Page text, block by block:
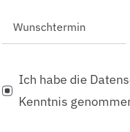
Ich habe die
Kenntnis